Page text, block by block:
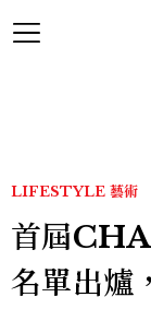
LIFESTYLE 藝術
首屆
名單出爐